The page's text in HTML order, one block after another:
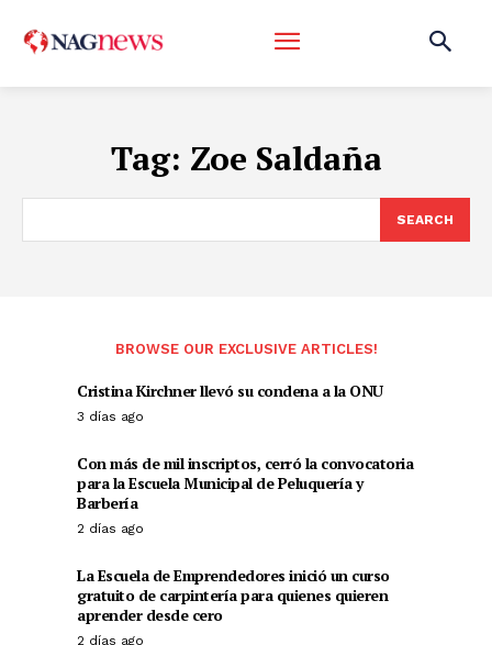
Tag: Zoe Saldaña
SEARCH
BROWSE OUR EXCLUSIVE ARTICLES!
Cristina Kirchner llevó su condena a la ONU
3 días ago
Con más de mil inscriptos, cerró la convocatoria
para la Escuela Municipal de Peluquería y
Barbería
2 días ago
La Escuela de Emprendedores inició un curso
gratuito de carpintería para quienes quieren
aprender desde cero
2 días ago